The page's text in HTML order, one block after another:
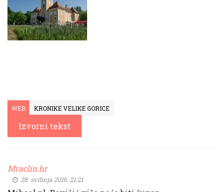
WEB KRONIKE VELIKE GORICE
Izvorni tekst
Mraclin.hr
28. svibnja 2016. 21:21